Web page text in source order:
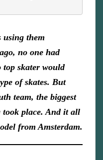
using them
no one had
skater would
of skates. But
team, the biggest
took place. And it all
from Amsterdam.